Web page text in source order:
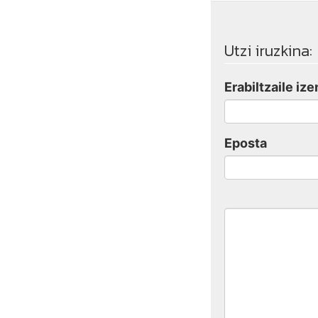
Utzi iruzkina:
Erabiltzaile
Eposta